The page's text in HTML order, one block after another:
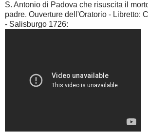
S. Antonio di Padova che risuscita il
padre. Ouverture dell'Oratorio - Libretto:
- Salisburgo 1726: